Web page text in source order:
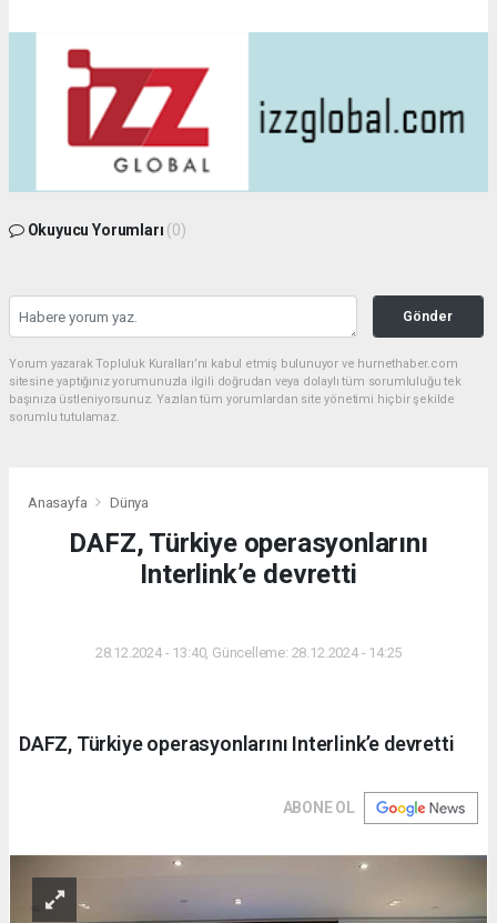
Okuyucu Yorumları (0)
Gönder
Yorum yazarak Topluluk Kuralları’nı kabul etmiş bulunuyor ve hurnethaber.com
sitesine yaptığınız yorumunuzla ilgili doğrudan veya dolaylı tüm sorumluluğu tek
başınıza üstleniyorsunuz. Yazılan tüm yorumlardan site yönetimi hiçbir şekilde
sorumlu tutulamaz.
Anasayfa Dünya
DAFZ, Türkiye operasyonlarını
Interlink’e devretti
28.12.2024 - 13:40, Güncelleme: 28.12.2024 - 14:25
DAFZ, Türkiye operasyonlarını Interlink’e devretti
ABONE OL